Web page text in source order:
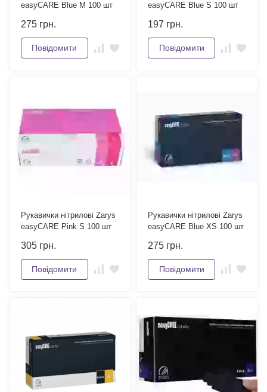
easyCARE Blue M 100 шт
275 грн.
Повідомити
easyCARE Blue S 100 шт
197 грн.
Повідомити
Рукавички нітрилові Zarys
easyCARE Pink S 100 шт
305 грн.
Повідомити
Рукавички нітрилові Zarys
easyCARE Blue XS 100 шт
275 грн.
Повідомити